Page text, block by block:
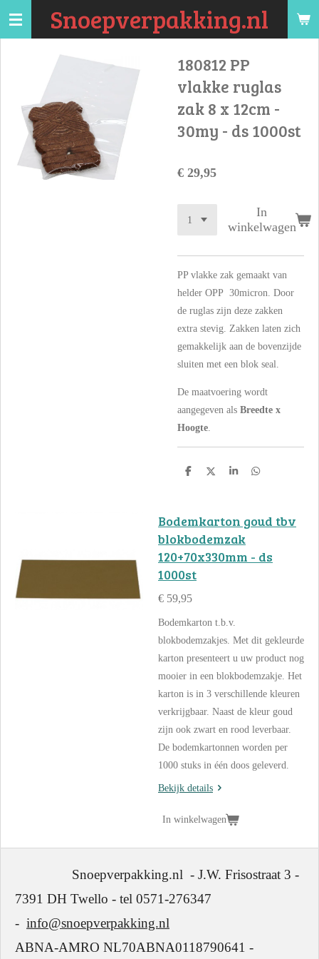
Ga
hoofdinhoud
Snoepverpakking.nl
180812 PP
vlakke ruglas
zak 8 x 12cm -
30my - ds 1000st
€ 29,95
In
winkelwagen
PP vlakke zak gemaakt van
helder OPP 30micron. Door
de ruglas zijn deze zakken
extra stevig. Zakken laten zich
gemakkelijk aan de bovenzijde
sluiten met een blok seal.
De maatvoering wordt
aangegeven als Breedte x
Hoogte.
D
D
S
D
Bodemkarton goud tbv
blokbodemzak
120+70x330mm - ds
1000st
€ 59,95
Bodemkarton t.b.v.
blokbodemzakjes. Met dit gekleurde
karton presenteert u uw product nog
mooier in een blokbodemzakje. Het
karton is in 3 verschillende kleuren
verkrijgbaar. Naast de kleur goud
zijn ook zwart en rood leverbaar.
De bodemkartonnen worden per
1000 stuks in één doos geleverd.
Bekijk details
In winkelwagen
Snoepverpakking.nl - J.W. Frisostraat 3 -
7391 DH Twello - tel 0571-276347
- info@snoepverpakking.nl
ABNA-AMRO NL70ABNA0118790641 -